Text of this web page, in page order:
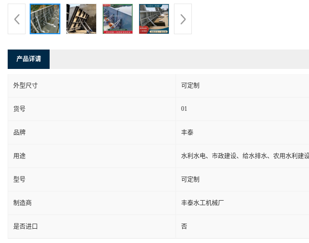
产品详请
外型尺寸 可定制
货号 01
品牌 丰泰
用途 水利水电、市政建设、给水排水、农用水利建
型号 可定制
制造商 丰泰水工机械厂
是否进口 否